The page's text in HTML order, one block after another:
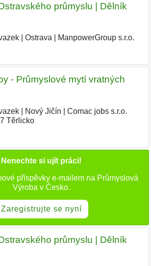
průmyslu | Dělník
| Ostrava ManpowerGroup s.r.o.
- Průmyslové mytí vratných
| Nový Jičín
Comac jobs s.r.o.
Těrlicko|
Nenechte si ujít práci!
příspěvky e-mailem na Průmyslová
Výroba v Česko.
Zaregistrujte se nyní
průmyslu | Dělník